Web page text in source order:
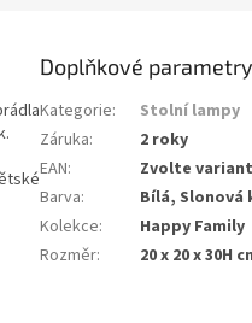
Doplňkové parametry
Kategorie:
Stolní lampy
Záruka:
2 roky
EAN:
Zvolte
Barva:
Bílá, Slonová
Kolekce:
Happy Family
Rozměr: 20 x 20 x 30H